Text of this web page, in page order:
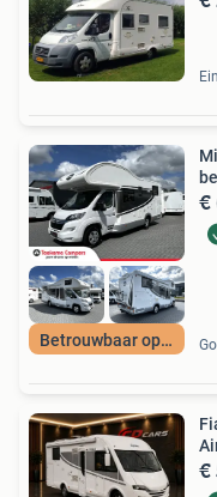
Betrouwbaar op pad
€
€